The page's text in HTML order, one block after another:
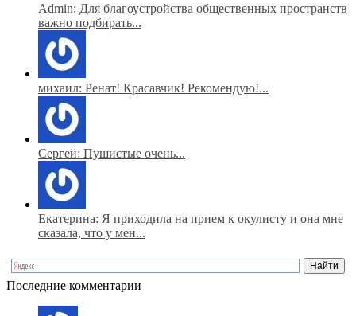
Admin: Для благоустройства общественных пространств
важно подбирать...
михаил: Ренат! Красавчик! Рекомендую!...
Сергей: Пушистые очень...
Екатерина: Я приходила на прием к окулисту и она мне
сказала, что у мен...
Последние комментарии